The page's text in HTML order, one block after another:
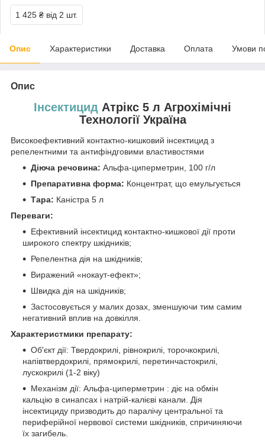
1 425 ₴ від 2 шт.
Опис Характеристики Доставка Оплата Умови
Опис
Інсектицид Атрікс 5 л Агрохімічні
Технології Україна
Високоефективний контактно-кишковий інсектицид з
репелентними та антифіндговими властивостями
Діюча речовина: Альфа-циперметрин, 100 г/л
Препаративна форма: Концентрат, що емульгується
Тара: Каністра 5 л
Переваги:
Ефективний інсектицид контактно-кишкової дії проти
широкого спектру шкідників;
Репелентна дія на шкідників;
Виражений «нокаут-ефект»;
Швидка дія на шкідників;
Застосовується у малих дозах, зменшуючи тим самим
негативний вплив на довкілля.
Характеристмики препарату:
Об'єкт дії: Твердокрилі, рівнокрилі, торочкокрилі,
напівтвердокрилі, прямокрилі, перетинчастокрилі,
лускокрилі (1-2 віку)
Механізм дії: Альфа-циперметрин : діє на обмін
кальцію в синапсах і натрій-калієві канали. Дія
інсектициду призводить до паралічу центральної та
периферійної нервової системи шкідників, спричиняючи
їх загибель.